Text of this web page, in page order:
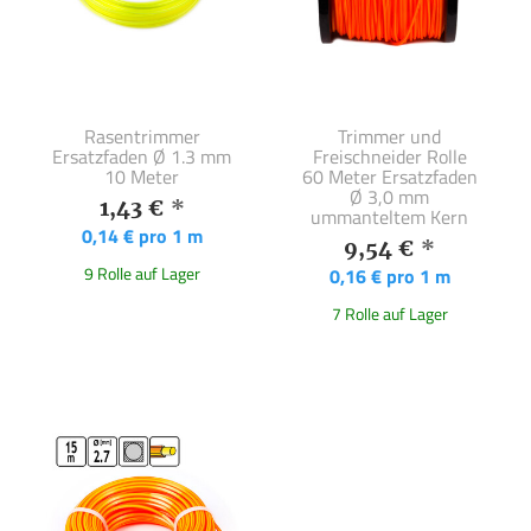
Rasentrimmer
Ersatzfaden Ø 1.3 mm
10 Meter
1,43 € *
0,14 € pro 1 m
9 Rolle auf Lager
Trimmer und
Freischneider Rolle
60 Meter Ersatzfaden
Ø 3,0 mm
ummanteltem Kern
9,54 € *
0,16 € pro 1 m
7 Rolle auf Lager